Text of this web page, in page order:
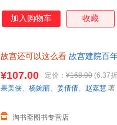
加入购物车 收藏
故宫还可以这么看 故宫建院百
¥107.00 定价： ¥168.00 (6.37
淘书斋图书专营店
果美侠、 杨婉丽、 姜倩倩、 赵嘉慧